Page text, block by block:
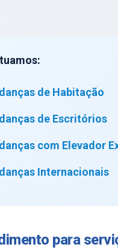
de Habitação
de Escritórios
com Elevador
Internacionais
para